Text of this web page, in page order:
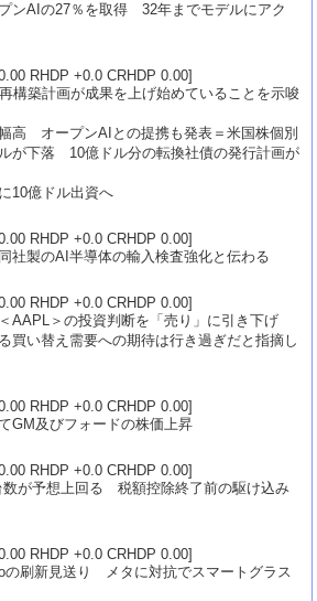
ンAIの27％を取得 32年までモデルにアク
RHDP +0.0 CRHDP 0.00]
構築計画が成果を上げ始めていることを示唆
高 オープンAIとの提携も発表＝米国株個別
が下落 10億ドル分の転換社債の発行計画が
10億ドル出資へ
RHDP +0.0 CRHDP 0.00]
社製のAI半導体の輸入検査強化と伝わる
RHDP +0.0 CRHDP 0.00]
AAPL＞の投資判断を「売り」に引き下げ
買い替え需要への期待は行き過ぎだと指摘し
RHDP +0.0 CRHDP 0.00]
GM及びフォードの株価上昇
RHDP +0.0 CRHDP 0.00]
数が予想上回る 税額控除終了前の駆け込み
RHDP +0.0 CRHDP 0.00]
の刷新見送り メタに対抗でスマートグラス